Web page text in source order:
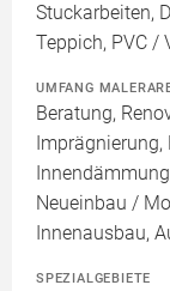
Stuckarbeiten,
Teppich, PVC /
UMFANG
Beratung,
Imprägnierung,
Neueinbau /
Innenausbau,
SPEZIALGEBIETE